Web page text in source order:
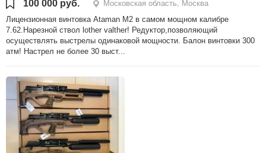
100 000 руб.
Московская область, Москва
Лицензионная винтовка Ataman M2 в самом мощном калибре
7.62.Нарезной ствол lother valther! Редуктор,позволяющий
осуществлять выстрелы одинаковой мощности. Балон винтовки 300
атм! Настрел не более 30 выст...